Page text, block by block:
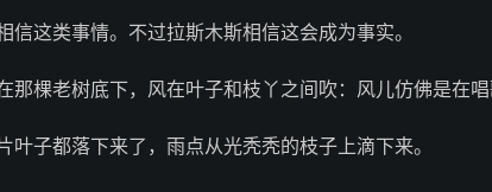
这类事情。不过拉斯木斯相信这会成为事实。
棵老树底下，风在叶子和枝丫之间吹：风儿仿佛是在唱
子都落下来了，雨点从光秃秃的枝子上滴下来。